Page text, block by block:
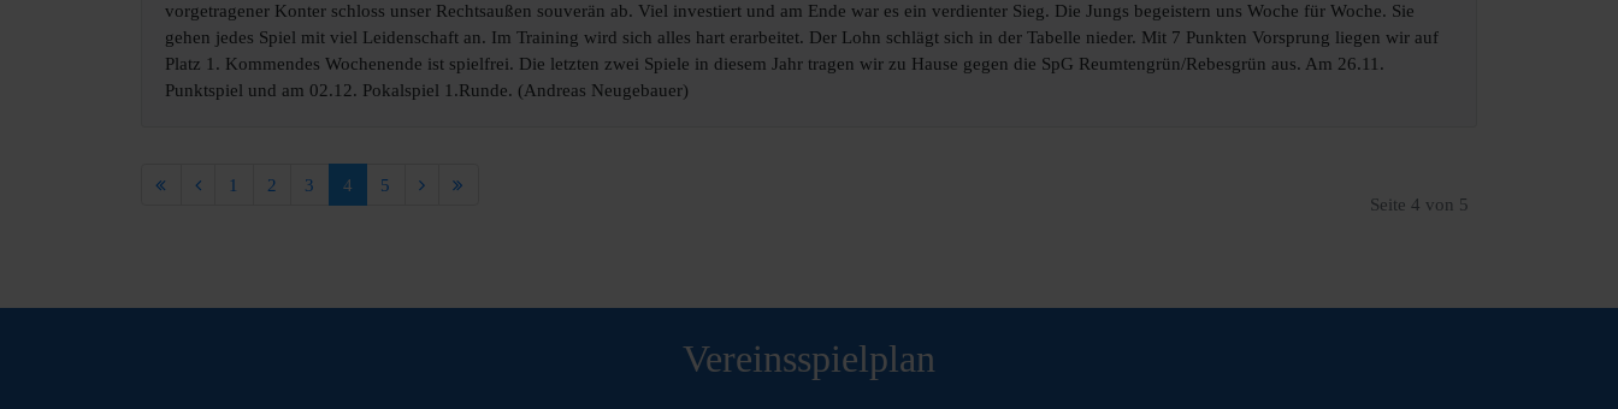
vorgetragener Konter schloss unser Rechtsaußen souverän ab. Viel investiert und am Ende war es ein verdienter Sieg. Die Jungs begeistern uns Woche für Woche. Sie
gehen jedes Spiel mit viel Leidenschaft an. Im Training wird sich alles hart erarbeitet. Der Lohn schlägt sich in der Tabelle nieder. Mit 7 Punkten Vorsprung liegen wir auf
Platz 1. Kommendes Wochenende ist spielfrei. Die letzten zwei Spiele in diesem Jahr tragen wir zu Hause gegen die SpG Reumtengrün/Rebesgrün aus. Am 26.11.
Punktspiel und am 02.12. Pokalspiel 1.Runde. (Andreas Neugebauer)
Seite 4 von 5
1 2 3 4 5
Vereinsspielplan